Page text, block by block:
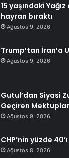
15 yaşındaki
hayran bıraktı
Ağustos 9, 2026
Trump’tan İran’a
Ağustos 9, 2026
Gutul’dan Siyasi
Geçiren Mektuplar
Ağustos 9, 2026
CHP’nin yüzde
Ağustos 8, 2026